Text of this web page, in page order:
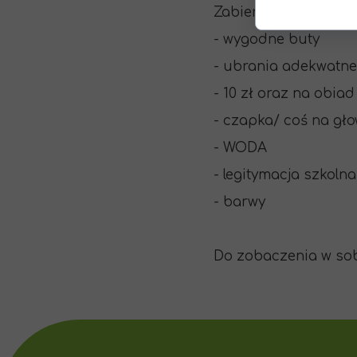
Zabierzcie ze sobą:
- wygodne buty
- ubrania
- 10 zł oraz na obiad
- czapka/ coś na
- WODA
- legitymacja szkolna
- barwy
Do zobaczenia w